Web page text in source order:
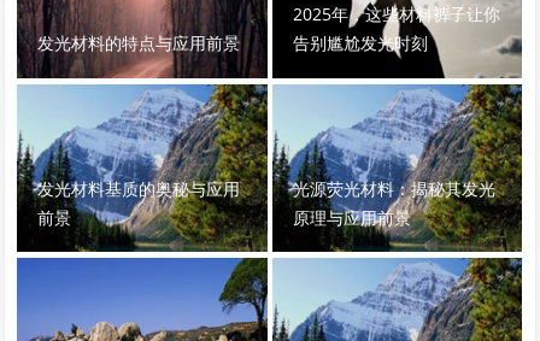
发光材料的特点与应用前景
2025年，这些材料裤子让你
告别尴尬发光时刻
发光材料基质的奥秘与应用
前景
光源荧光材料：揭秘其发光
原理与应用前景